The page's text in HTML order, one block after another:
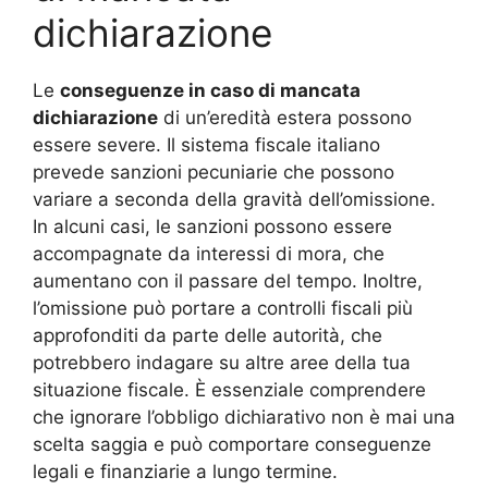
dichiarazione
Le conseguenze in caso di mancata
dichiarazione di un’eredità estera possono
essere severe. Il sistema fiscale italiano
prevede sanzioni pecuniarie che possono
variare a seconda della gravità dell’omissione.
In alcuni casi, le sanzioni possono essere
accompagnate da interessi di mora, che
aumentano con il passare del tempo. Inoltre,
l’omissione può portare a controlli fiscali più
approfonditi da parte delle autorità, che
potrebbero indagare su altre aree della tua
situazione fiscale. È essenziale comprendere
che ignorare l’obbligo dichiarativo non è mai una
scelta saggia e può comportare conseguenze
legali e finanziarie a lungo termine.